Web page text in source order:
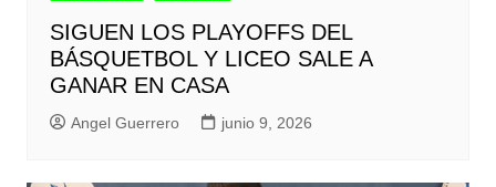
SIGUEN LOS PLAYOFFS DEL
BÁSQUETBOL Y LICEO SALE A
GANAR EN CASA
Angel Guerrero junio 9, 2026